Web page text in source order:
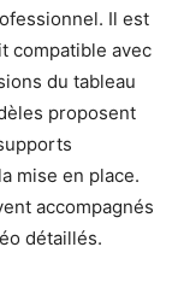
Il est
compatible avec
du tableau
proposent
mise en place.
accompagnés
détaillés.